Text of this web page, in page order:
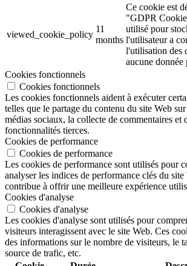
viewed_cookie_policy
11
months
Ce cookie est
"GDPR
utilisé pour
l'utilisateur a
l'utilisation des
aucune donnée
Cookies fonctionnels
Cookies fonctionnels
Les cookies fonctionnels aident à exécuter
telles que le partage du contenu du site Web
médias sociaux, la collecte de commentaires et
fonctionnalités tierces.
Cookies de performance
Cookies de performance
Les cookies de performance sont utilisés pour
analyser les indices de performance clés du site
contribue à offrir une meilleure expérience
Cookies d'analyse
Cookies d'analyse
Les cookies d'analyse sont utilisés pour
visiteurs interagissent avec le site Web. Ces
des informations sur le nombre de visiteurs, le
source de trafic, etc.